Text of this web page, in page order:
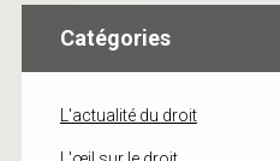
Catégories
L'actualité du droit